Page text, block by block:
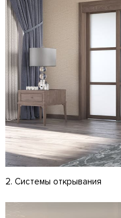
2. Системы открывания